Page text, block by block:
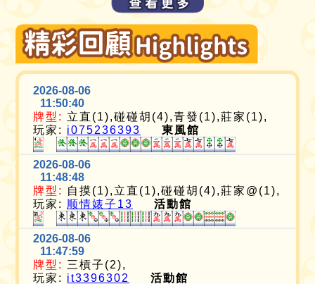
2026-08-06
11:50:40
牌型: 立直(1),碰碰胡(4),青發(1),莊家(1),
玩家: i075236393 東風館
2026-08-06
11:48:48
牌型:
自摸(1),立直(1),碰碰胡(4),莊家@(1),
玩家: 顺情婊子13 活動館
2026-08-06
11:47:59
牌型: 三槓子(2),
玩家: it3396302 活動館